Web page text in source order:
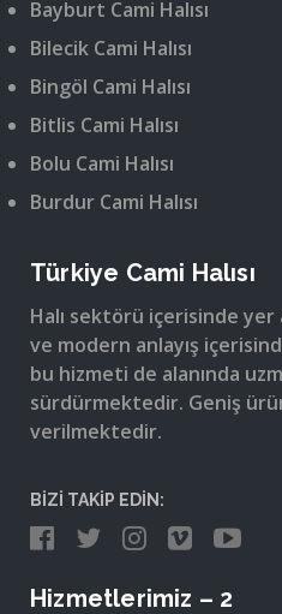
Bayburt Cami Halısı
Bilecik Cami Halısı
Bingöl Cami Halısı
Bitlis Cami Halısı
Bolu Cami Halısı
Burdur Cami Halısı
Türkiye Cami Halısı
Halı sektörü içerisinde yer
ve modern anlayış
bu hizmeti de alanında
sürdürmektedir. Geniş
verilmektedir.
BİZİ TAKİP EDİN:
Hizmetlerimiz – 2